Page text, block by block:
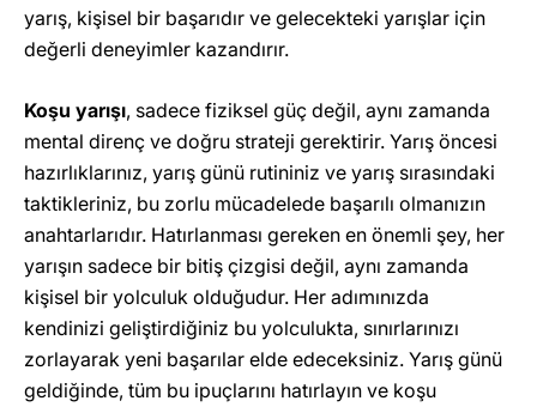
yarış, kişisel bir başarıdır ve gelecekteki yarışlar için
değerli deneyimler kazandırır.
Koşu yarışı, sadece fiziksel güç değil, aynı zamanda
mental direnç ve doğru strateji gerektirir. Yarış öncesi
hazırlıklarınız, yarış günü rutininiz ve yarış sırasındaki
taktikleriniz, bu zorlu mücadelede başarılı olmanızın
anahtarlarıdır. Hatırlanması gereken en önemli şey, her
yarışın sadece bir bitiş çizgisi değil, aynı zamanda
kişisel bir yolculuk olduğudur. Her adımınızda
kendinizi geliştirdiğiniz bu yolculukta, sınırlarınızı
zorlayarak yeni başarılar elde edeceksiniz. Yarış günü
geldiğinde, tüm bu ipuçlarını hatırlayın ve koşu